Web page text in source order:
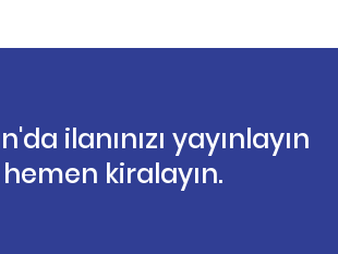
ilanınızı yayınlayın
kiralayın.